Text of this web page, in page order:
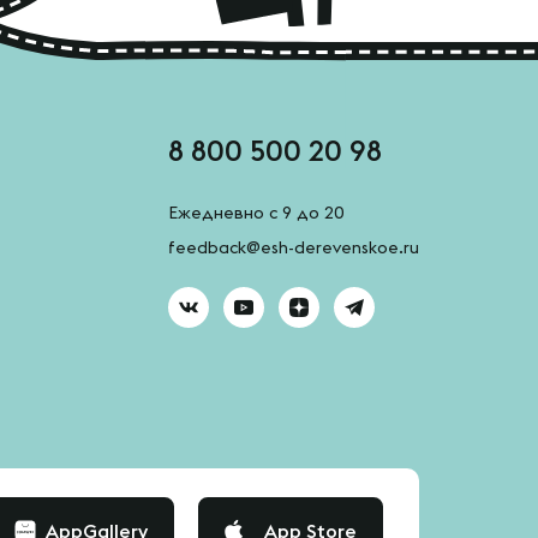
8 800 500 20 98
Ежедневно с 9 до 20
feedback@esh-derevenskoe.ru
AppGallery App Store